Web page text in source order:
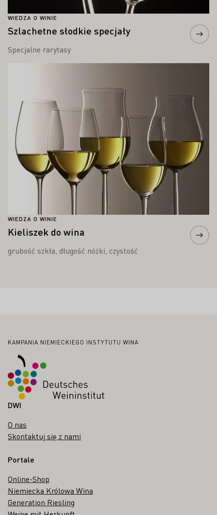
WIEDZA O WINIE
Szlachetne słodkie specjały
Specjalne rarytasy
WIEDZA O WINIE
Kieliszek do wina
grubość szkła, długość nóżki, czystość
Stopka
KAMPANIA NIEMIECKIEGO INSTYTUTU WINA
DWI
O nas
Skontaktuj się z nami
Portale
Online-Shop
Niemiecka Królowa Wina
Generation Riesling